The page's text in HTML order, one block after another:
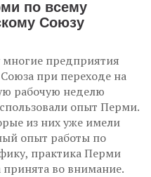
по всему
Союзу
многие предприятия
при переходе на
рабочую неделю
опыт Перми.
из них уже имели
опыт работы по
практика Перми
принята во внимание.